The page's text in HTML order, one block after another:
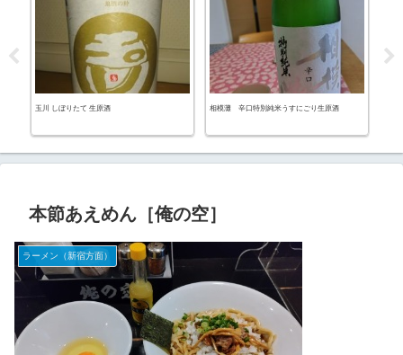
玉川 しぼりたて 生原酒 相模灘 辛口特別純米うすにごり生原酒
本節あえめん［俺の空］
ラーメン（新宿方面）